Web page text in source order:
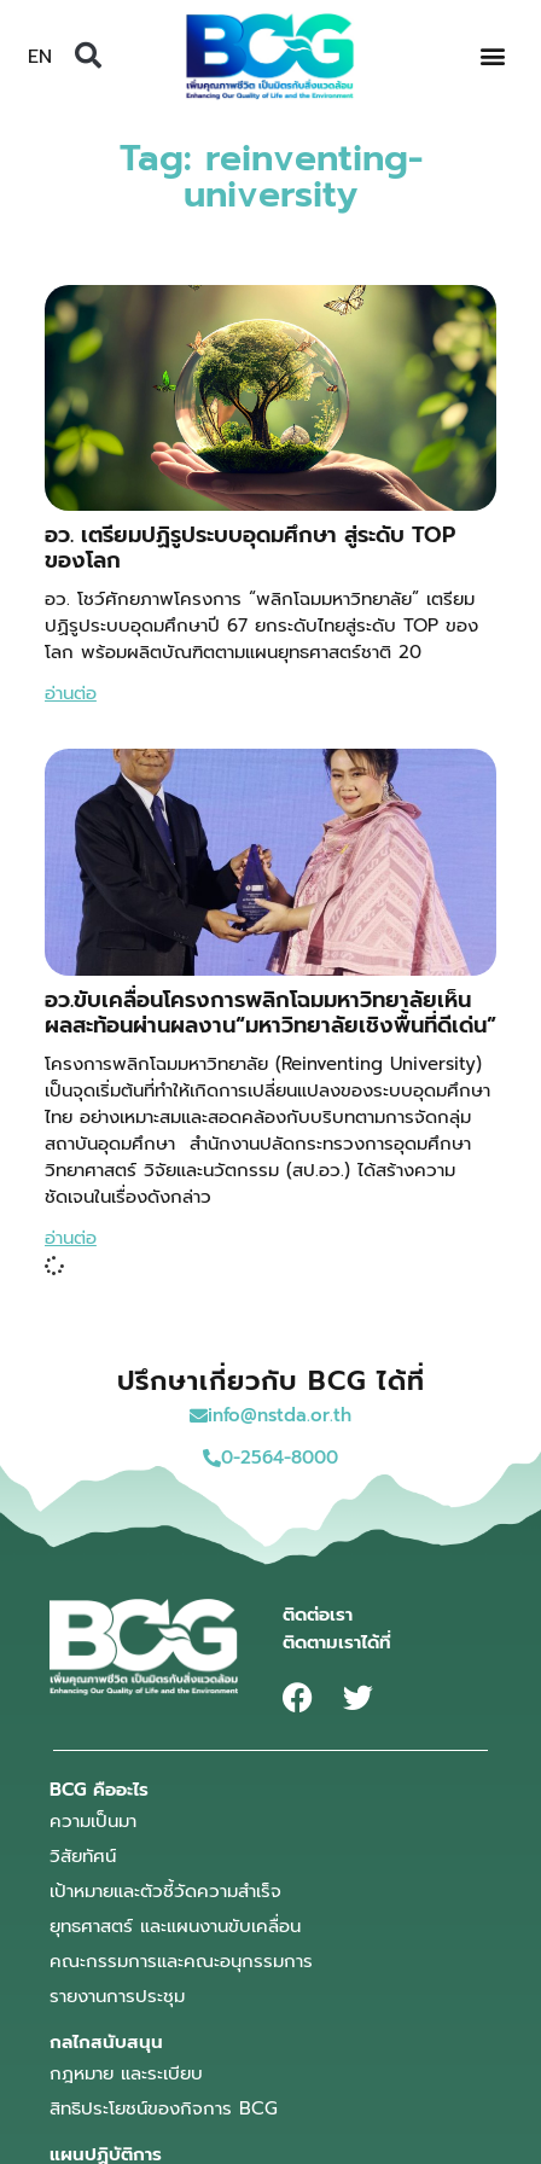
EN
Tag: reinventing-
university
อว. เตรียมปฏิรูประบบอุดมศึกษา สู่ระดับ TOP
ของโลก
อว. โชว์ศักยภาพโครงการ “พลิกโฉมมหาวิทยาลัย” เตรียม
ปฏิรูประบบอุดมศึกษาปี 67 ยกระดับไทยสู่ระดับ TOP ของ
โลก พร้อมผลิตบัณฑิตตามแผนยุทธศาสตร์ชาติ 20
อ่านต่อ
อว.ขับเคลื่อนโครงการพลิกโฉมมหาวิทยาลัยเห็น
ผลสะท้อนผ่านผลงาน“มหาวิทยาลัยเชิงพื้นที่ดีเด่น”
โครงการพลิกโฉมมหาวิทยาลัย (Reinventing University)
เป็นจุดเริ่มต้นที่ทำให้เกิดการเปลี่ยนแปลงของระบบอุดมศึกษา
ไทย อย่างเหมาะสมและสอดคล้องกับบริบทตามการจัดกลุ่ม
สถาบันอุดมศึกษา สำนักงานปลัดกระทรวงการอุดมศึกษา
วิทยาศาสตร์ วิจัยและนวัตกรรม (สป.อว.) ได้สร้างความ
ชัดเจนในเรื่องดังกล่าว
อ่านต่อ
ปรึกษาเกี่ยวกับ BCG ได้ที่
info@nstda.or.th
0-2564-8000
ติดต่อเรา
ติดตามเราได้ที่
BCG คืออะไร
ความเป็นมา
วิสัยทัศน์
เป้าหมายและตัวชี้วัดความสำเร็จ
ยุทธศาสตร์ และแผนงานขับเคลื่อน
คณะกรรมการและคณะอนุกรรมการ
รายงานการประชุม
กลไกสนับสนุน
กฎหมาย และระเบียบ
สิทธิประโยชน์ของกิจการ BCG
แผนปฏิบัติการ